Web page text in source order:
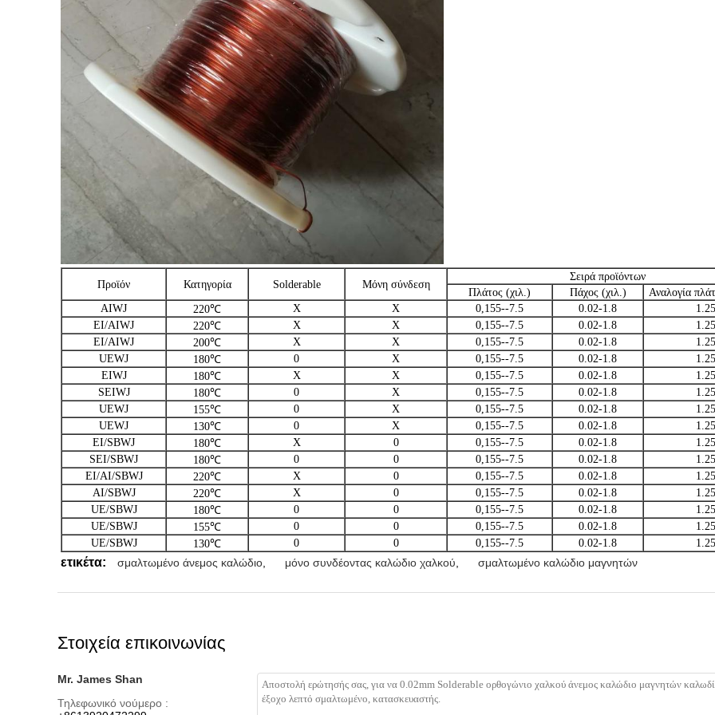
Προϊόν Κατηγορία Solderable Μόνη σύνδεση
Σειρά προϊόντων
Πλάτος (χιλ.)
Πάχος (χιλ.)
Αναλογία
AIWJ
220℃ Χ Χ 0,155--7.5 0.02-1.8
1.25
EI/AIWJ
220℃ Χ Χ 0,155--7.5 0.02-1.8
1.25
EI/AIWJ
200℃ Χ Χ 0,155--7.5 0.02-1.8
1.25
UEWJ
180℃ 0 Χ 0,155--7.5 0.02-1.8
1.25
EIWJ
180℃ Χ Χ 0,155--7.5 0.02-1.8
1.25
SEIWJ
180℃ 0 Χ 0,155--7.5 0.02-1.8
1.25
UEWJ
155℃ 0 Χ 0,155--7.5 0.02-1.8
1.25
UEWJ
130℃ 0 Χ 0,155--7.5 0.02-1.8
1.25
EI/SBWJ
180℃ Χ 0 0,155--7.5 0.02-1.8
1.25
SEI/SBWJ
180℃ 0 0 0,155--7.5 0.02-1.8
1.25
EI/AI/SBWJ
220℃ Χ 0 0,155--7.5 0.02-1.8
1.25
AI/SBWJ
220℃ Χ 0 0,155--7.5 0.02-1.8
1.25
UE/SBWJ
180℃ 0 0 0,155--7.5 0.02-1.8
1.25
UE/SBWJ
155℃ 0 0 0,155--7.5 0.02-1.8
1.25
UE/SBWJ
130℃ 0 0 0,155--7.5 0.02-1.8 1.25
ετικέτα: σμαλτωμένο άνεμος καλώδιο μόνο συνδέοντας καλώδιο χαλκού σμαλτωμένο καλώδιο μαγνητών
Στοιχεία επικοινωνίας
Mr. James Shan
Τηλεφωνικό νούμερο :